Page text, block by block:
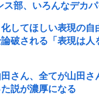
ス部、いろんなデカ
してほしい表現の自
破される「表現は人
さん、全てが山田さ
説が濃厚になる